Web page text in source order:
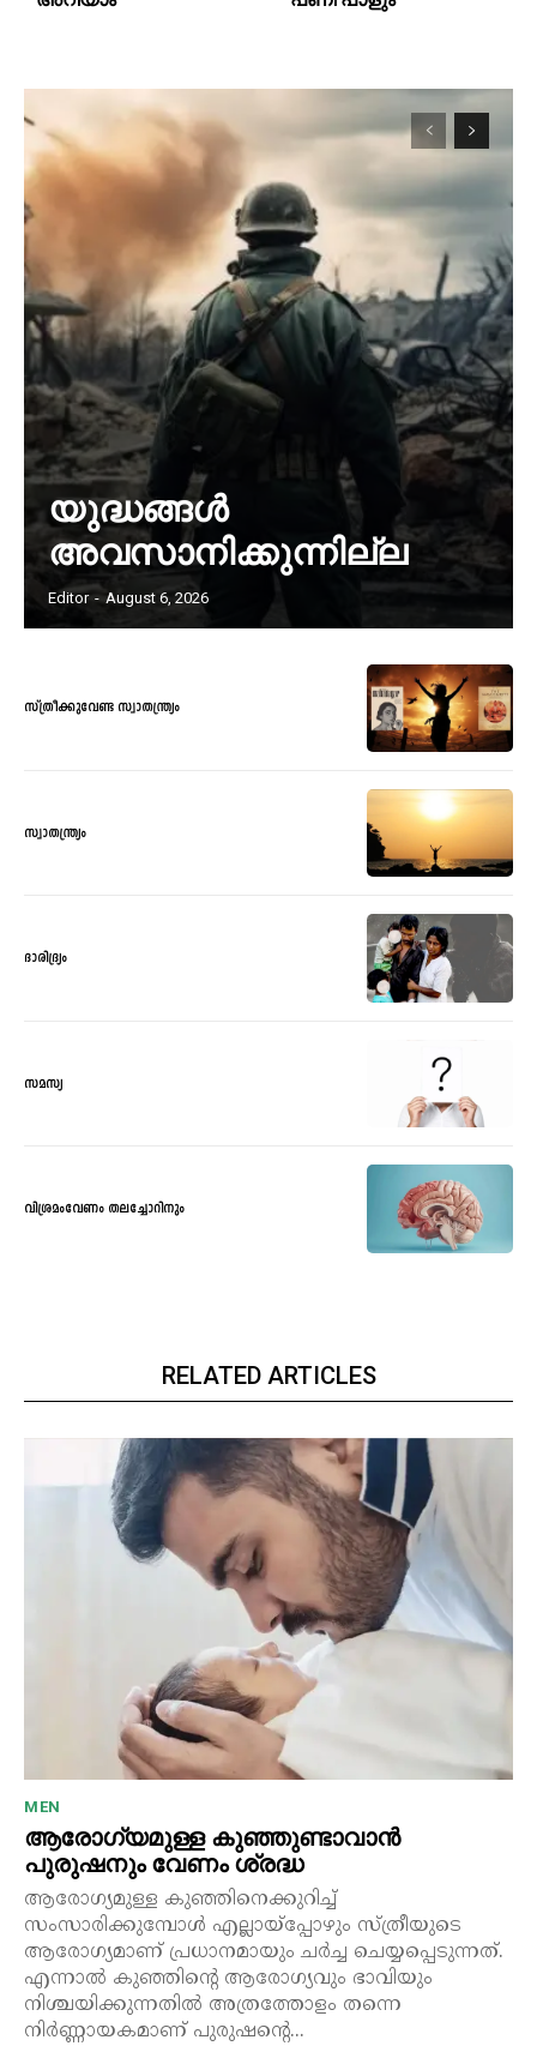
യുദ്ധങ്ങൾ
അവസാനിക്കുന്നില്ല
Editor - August 6, 2026
സ്ത്രീക്കുവേണ്ട സ്വാതന്ത്ര്യം
സ്വാതന്ത്ര്യം
ദാരിദ്ര്യം
സമസ്യ
വിശ്രമംവേണം തലച്ചോറിനും
RELATED ARTICLES
MEN
ആരോഗ്യമുള്ള കുഞ്ഞുണ്ടാവാൻ
പുരുഷനും വേണം ശ്രദ്ധ
ആരോഗ്യമുള്ള കുഞ്ഞിനെക്കുറിച്ച്
സംസാരിക്കുമ്പോൾ എല്ലായ്പ്പോഴും സ്ത്രീയുടെ
ആരോഗ്യമാണ് പ്രധാനമായും ചർച്ച ചെയ്യപ്പെടുന്നത്.
എന്നാൽ കുഞ്ഞിന്റെ ആരോഗ്യവും ഭാവിയും
നിശ്ചയിക്കുന്നതിൽ അത്രത്തോളം തന്നെ
നിർണ്ണായകമാണ് പുരുഷന്റെ...